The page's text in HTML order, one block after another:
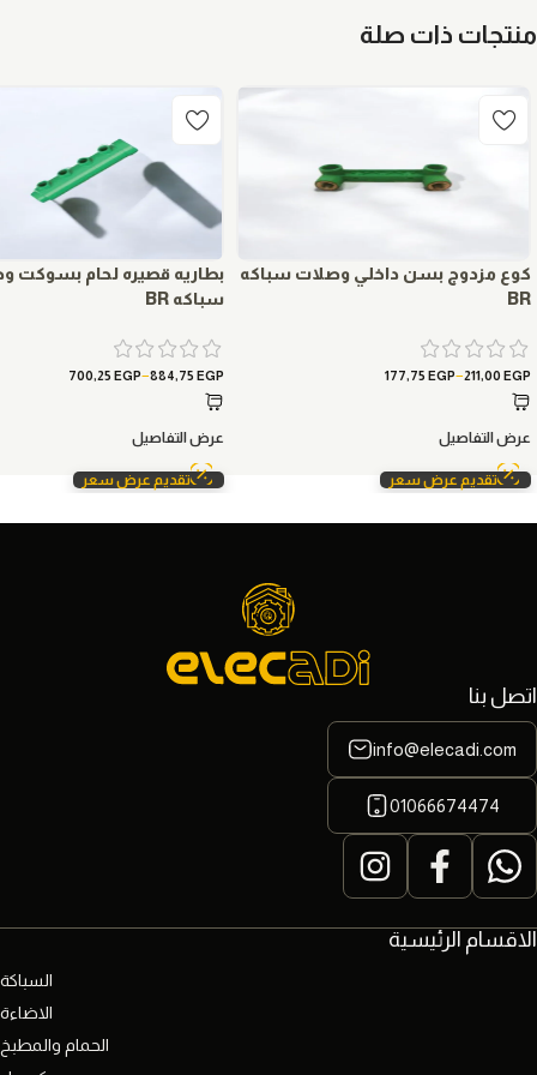
منتجات ذات صلة
كوع مزدوج بسن داخلي وصلات سباكه
BR
177,75 EGP–211,00 EGP
عرض التفاصيل
تقديم عرض سعر
بطاريه قصيره لحام بسوكت
سباكه BR
700,25 EGP–884,75 EGP
عرض التفاصيل
تقديم عرض سعر
الاقسام الرئيسية
السباكة
الاضاءة
الحمام والمطبخ
اتصل بنا
info@elecadi.com
01066674474